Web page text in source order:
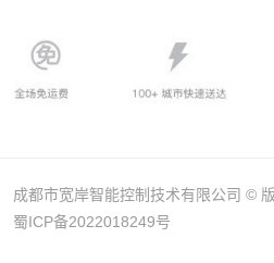
成都市宽岸智能控制技术有限公司 ©
蜀ICP备2022018249号